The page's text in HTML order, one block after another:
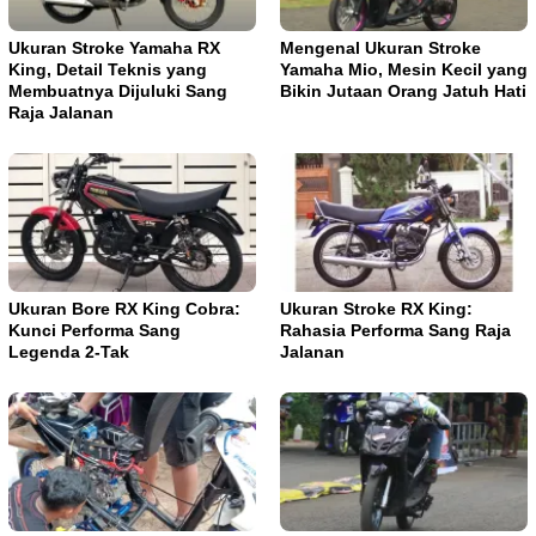
Ukuran Stroke Yamaha RX
King, Detail Teknis yang
Membuatnya Dijuluki Sang
Raja Jalanan
Mengenal Ukuran Stroke
Yamaha Mio, Mesin Kecil yang
Bikin Jutaan Orang Jatuh Hati
Ukuran Bore RX King Cobra:
Kunci Performa Sang
Legenda 2-Tak
Ukuran Stroke RX King:
Rahasia Performa Sang Raja
Jalanan